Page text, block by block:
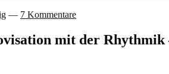
— 7 Kommentare
mit der Rhythmik